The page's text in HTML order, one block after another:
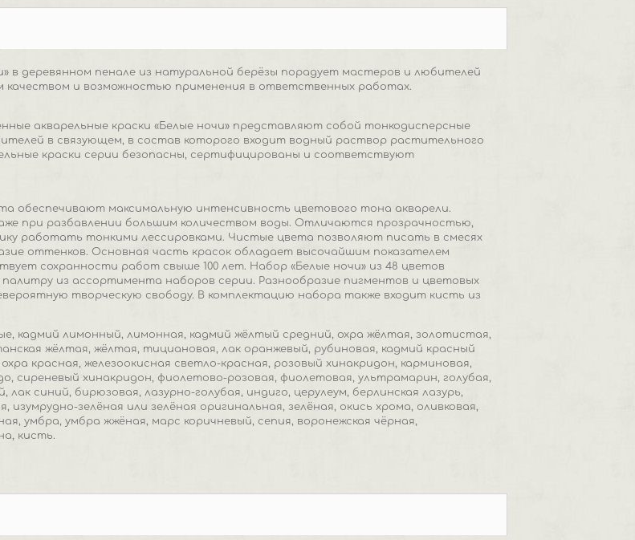
в деревянном пенале из натуральной берёзы порадует мастеров и любителей
качеством и возможностью применения в ответственных работах.
акварельные краски «Белые ночи» представляют собой тонкодисперсные
в связующем, в состав которого входит водный раствор растительного
краски серии безопасны, сертифицированы и соответствуют
обеспечивают максимальную интенсивность цветового тона акварели.
при разбавлении большим количеством воды. Отличаются прозрачностью,
работать тонкими лессировками. Чистые цвета позволяют писать в смесях
оттенков. Основная часть красок обладает высочайшим показателем
сохранности работ свыше 100 лет. Набор «Белые ночи» из 48 цветов
из ассортимента наборов серии. Разнообразие пигментов и цветовых
творческую свободу. В комплектацию набора также входит кисть из
кадмий лимонный, лимонная, кадмий жёлтый средний, охра жёлтая, золотистая,
жёлтая, жёлтая, тициановая, лак оранжевый, рубиновая, кадмий красный
красная, железоокисная светло-красная, розовый хинакридон, карминовая,
сиреневый хинакридон, фиолетово-розовая, фиолетовая, ультрамарин, голубая,
синий, бирюзовая, лазурно-голубая, индиго, церулеум, берлинская лазурь,
изумрудно-зелёная или зелёная оригинальная, зелёная, окись хрома, оливковая,
умбра, умбра жжёная, марс коричневый, сепия, воронежская чёрная,
кисть.